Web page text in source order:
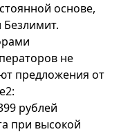
основе,
Безлимит.
не
предложения от
:
рублей
при высокой